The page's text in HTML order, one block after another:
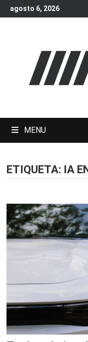
Skip
to
agosto 6, 2026
MENU
ETIQUETA: IA